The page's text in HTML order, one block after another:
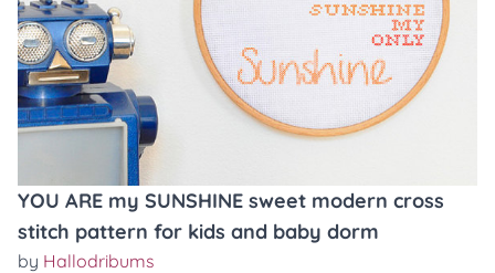
YOU ARE my SUNSHINE sweet modern cross
stitch pattern for kids and baby dorm
by Hallodribums